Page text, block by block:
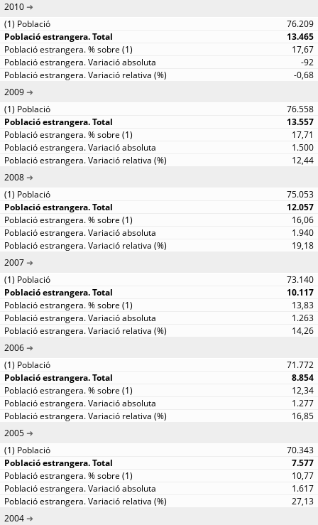
2010
76.209
13.465
17,67
-92
-0,68
2009
76.558
13.557
17,71
1.500
12,44
2008
75.053
12.057
16,06
1.940
19,18
2007
73.140
10.117
13,83
1.263
14,26
2006
71.772
8.854
12,34
1.277
16,85
2005
70.343
7.577
10,77
1.617
27,13
2004